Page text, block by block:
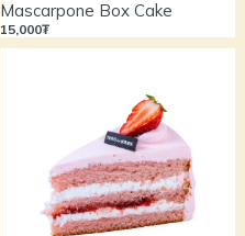
Mascarpone Box Cake
15,000₮